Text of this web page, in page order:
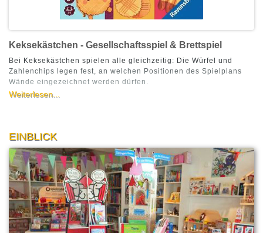
Keksekästchen - Gesellschaftsspiel & Brettspiel
Bei Keksekästchen spielen alle gleichzeitig: Die Würfel und
Zahlenchips legen fest, an welchen Positionen des Spielplans
Wände eingezeichnet werden dürfen.
Weiterlesen...
EINBLICK